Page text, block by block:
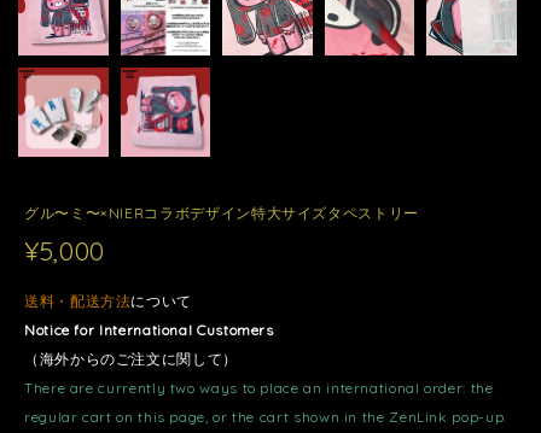
グル〜ミ〜×NIERコラボデザイン特大サイズタペストリー
¥5,000
送料・配送方法について
Notice for International Customers
（海外からのご注文に関して）
There are currently two ways to place an international order: the
regular cart on this page, or the cart shown in the ZenLink pop-up.